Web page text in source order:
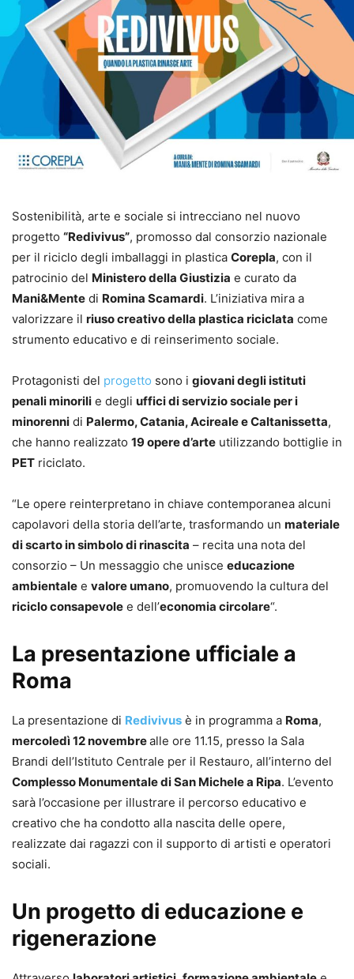
Sostenibilità, arte e sociale si intrecciano nel nuovo
progetto “Redivivus”, promosso dal consorzio nazionale
per il riciclo degli imballaggi in plastica Corepla, con il
patrocinio del Ministero della Giustizia e curato da
Mani&Mente di Romina Scamardi. L’iniziativa mira a
valorizzare il riuso creativo della plastica riciclata come
strumento educativo e di reinserimento sociale.
Protagonisti del progetto sono i giovani degli istituti
penali minorili e degli uffici di servizio sociale per i
minorenni di Palermo, Catania, Acireale e Caltanissetta,
che hanno realizzato 19 opere d’arte utilizzando bottiglie in
PET riciclato.
“Le opere reinterpretano in chiave contemporanea alcuni
capolavori della storia dell’arte, trasformando un materiale
di scarto in simbolo di rinascita – recita una nota del
consorzio – Un messaggio che unisce educazione
ambientale e valore umano, promuovendo la cultura del
riciclo consapevole e dell’economia circolare“.
La presentazione ufficiale a
Roma
La presentazione di Redivivus è in programma a Roma,
mercoledì 12 novembrealle ore 11.15, presso la Sala
Brandi dell’Istituto Centrale per il Restauro, all’interno del
Complesso Monumentale di San Michele a Ripa. L’evento
sarà l’occasione per illustrare il percorso educativo e
creativo che ha condotto alla nascita delle opere,
realizzate dai ragazzi con il supporto di artisti e operatori
sociali.
Un progetto di educazione e
rigenerazione